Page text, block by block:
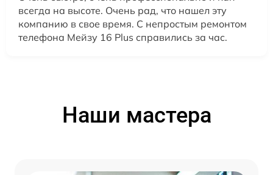
всегда на высоте. Очень рад, что нашел эту
компанию в свое время. С непростым ремонтом
телефона Мейзу 16 Plus справились за час.
Наши мастера